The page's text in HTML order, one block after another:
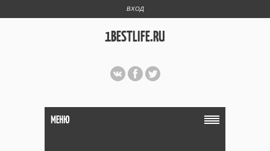
ВХОД
1BESTLIFE.RU
МЕНЮ